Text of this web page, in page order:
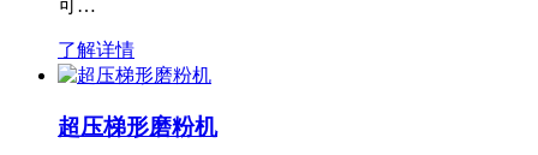
可…
了解详情
超压梯形磨粉机